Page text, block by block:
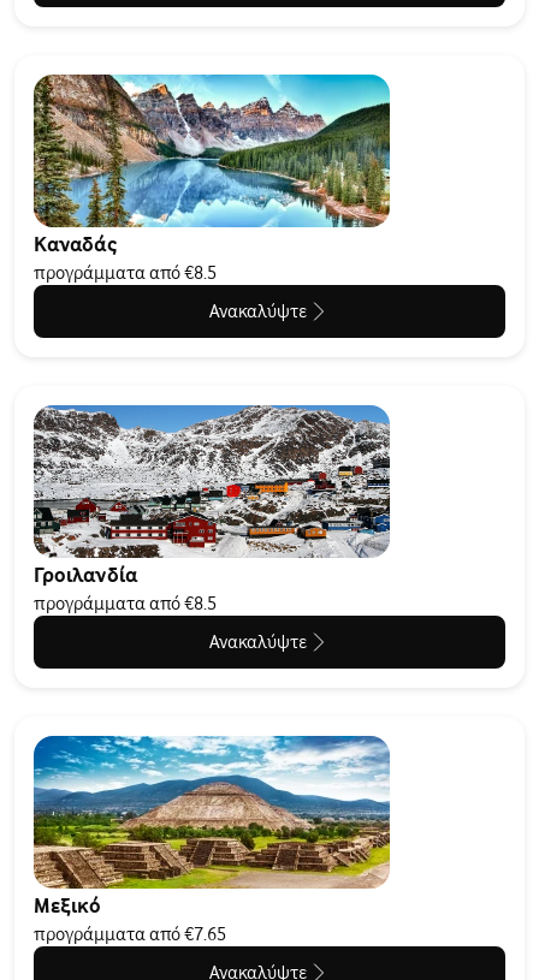
Καναδάς
προγράμματα από €8.5
Ανακαλύψτε
Γροιλανδία
προγράμματα από €8.5
Ανακαλύψτε
Μεξικό
προγράμματα από €7.65
Ανακαλύψτε